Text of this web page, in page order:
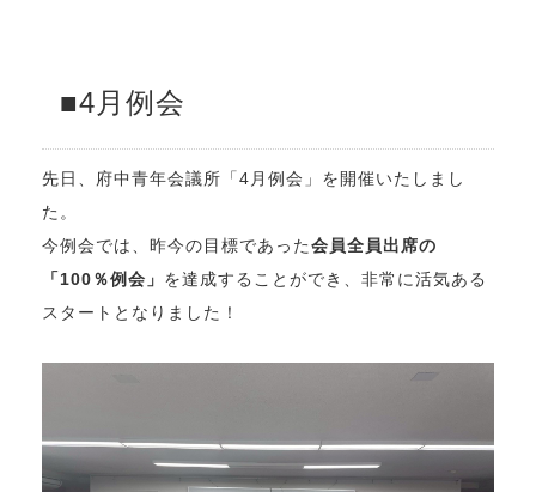
■4月例会
先日、府中青年会議所「4月例会」を開催いたしまし
た。
今例会では、昨今の目標であった会員全員出席の
「100％例会」 を達成することができ、非常に活気ある
スタートとなりました！